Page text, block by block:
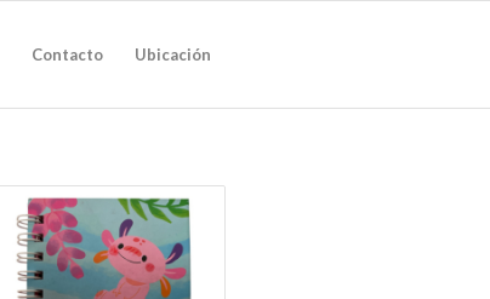
Contacto Ubicación